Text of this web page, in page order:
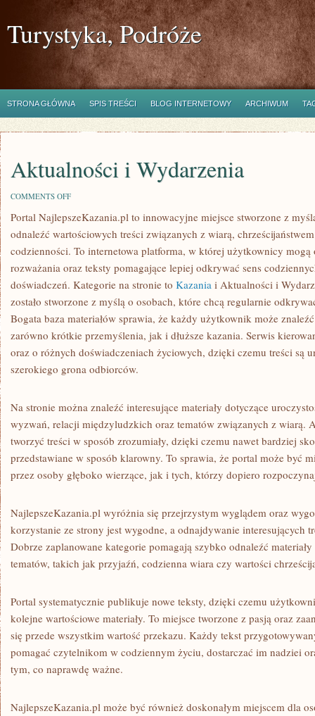
Turystyka, Podróże
STRONA GŁÓWNA SPIS TREŚCI BLOG INTERNETOWY ARCHIWUM
Aktualności i Wydarzenia
COMMENTS OFFON
I
Portal NajlepszeKazania.pl to innowacyjne miejsce stworzone z
odnaleźć wartościowych treści związanych z wiarą,
codzienności. To internetowa platforma, w której użytkownicy
rozważania oraz teksty pomagające lepiej odkrywać sens
doświadczeń. Kategorie na stronie to Kazania i Aktualności i
zostało stworzone z myślą o osobach, które chcą regularnie
Bogata baza materiałów sprawia, że każdy użytkownik może
zarówno krótkie przemyślenia, jak i dłuższe kazania. Serwis
oraz o różnych doświadczeniach życiowych, dzięki czemu treści są
szerokiego grona odbiorców.
Na stronie można znaleźć interesujące materiały dotyczące
wyzwań, relacji międzyludzkich oraz tematów związanych z wiarą.
tworzyć treści w sposób zrozumiały, dzięki czemu nawet bardziej
przedstawiane w sposób klarowny. To sprawia, że portal może być
przez osoby głęboko wierzące, jak i tych, którzy dopiero
NajlepszeKazania.pl wyróżnia się przejrzystym wyglądem oraz
korzystanie ze strony jest wygodne, a odnajdywanie interesujących
Dobrze zaplanowane kategorie pomagają szybko odnaleźć
tematów, takich jak przyjaźń, codzienna wiara czy wartości
Portal systematycznie publikuje nowe teksty, dzięki czemu
kolejne wartościowe materiały. To miejsce tworzone z pasją oraz
się przede wszystkim wartość przekazu. Każdy tekst
pomagać czytelnikom w codziennym życiu, dostarczać im nadziei
tym, co naprawdę ważne.
NajlepszeKazania.pl może być również doskonałym miejscem dla